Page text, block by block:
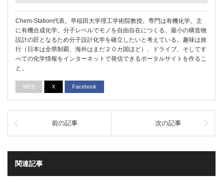
Chem-Station代表。早稲田大学理工学術院教授。専門は有機化学。主
に有機合成化学。分子レベルでモノを自由自在につくる、最小の構造物
設計の匠となるため分子設計化学を確立したいと考えている。趣味は旅
行（日本は全県制覇、海外はまだ２０カ国ほど）、ドライブ、そしてす
べての化学情報をインターネットで発信できるポータルサイトを作るこ
と。
WEB X Facebook
前の記事 次の記事
関連記事